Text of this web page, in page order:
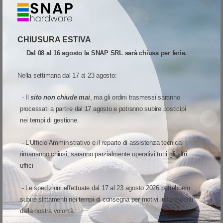
CHIUSURA ESTIVA
Dal 08 al 16 agosto la SNAP SRL sarà chiusa per ferie.
Nella settimana dal 17 al 23 agosto:
- Ilsito non chiude mai, ma gli ordini trasmessi saranno
processati a partire dal 17 agosto e potranno subire posticipi
nei tempi di gestione.
- L’Ufficio Amministrativo e il reparto di assistenza tecnica
rimarranno chiusi, saranno parzialmente operativi tutti gli altri
uffici
- Le spedizioni effettuate dal 17 al 23 agosto 2026 potrebbero
subire slittamenti nei tempi di consegna per motivi indipendenti
dalla nostra volontà.
Quota Wish list Quick View
Confronta
CONSUMABILI 8100T CRYOCOOL